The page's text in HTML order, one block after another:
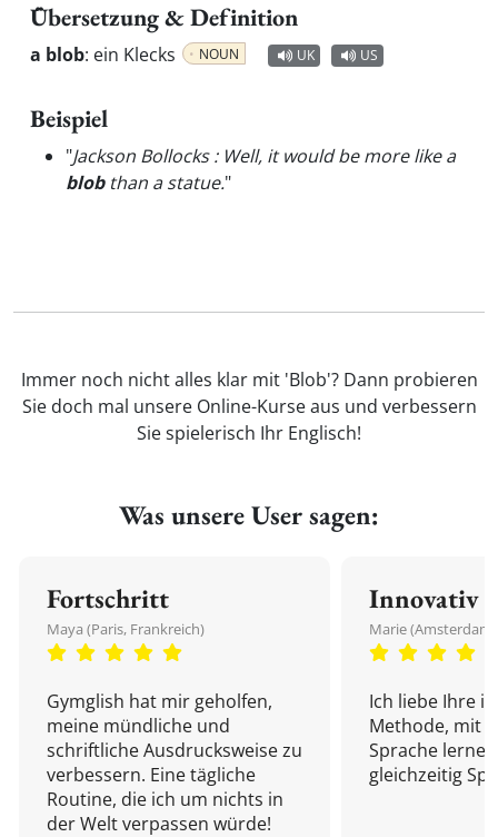
Übersetzung & Definition
a blob: ein Klecks NOUN UK US
Beispiel
"Jackson Bollocks : Well, it would be more like a
blobthan a statue."
Immer noch nicht alles klar mit 'Blob'? Dann probieren
Sie doch mal unsere Online-Kurse aus und verbessern
Sie spielerisch Ihr Englisch!
Was unsere User sagen:
Fortschritt
Maya (Paris, Frankreich)
Gymglish hat mir geholfen,
meine mündliche und
schriftliche Ausdrucksweise zu
verbessern. Eine tägliche
Routine, die ich um nichts in
der Welt verpassen würde!
Innovativ
Marie
Ich liebe Ihre
Methode, mit
Sprache
gleichzeitig